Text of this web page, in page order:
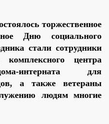
торжественное
Дню социального
стали сотрудники
центра
интерната для
а также ветераны
людям многие